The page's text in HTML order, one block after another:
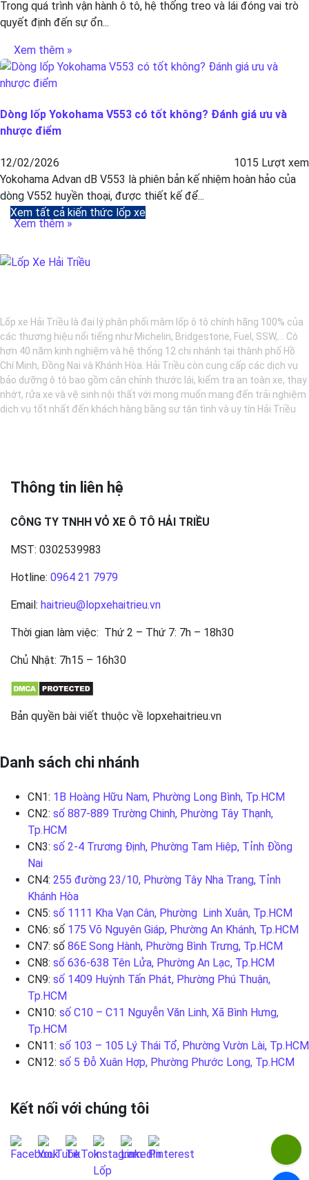
Trong quá trình vận hành ô tô, hệ thống treo và lái đóng vai trò
quyết định đến sự ổn...
Xem thêm »
Dòng lốp Yokohama V553 có tốt không? Đánh giá ưu và
nhược điểm
12/02/2026
1015 Lượt xem
Yokohama Advan dB V553 là phiên bản kế nhiệm hoàn hảo của
dòng V552 huyền thoại, được thiết kế để...
Xem thêm »
Xem tất cả kiến thức lốp xe
Lốp xe Hải Triều là đại lý phân phối mâm lốp ô tô chính hãng 100% của
các thương hiệu nổi tiếng như Michelin, Bridgestone, Fuel, SSW,... Có
hơn 40 năm kinh nghiệm và hệ thống 12 chi nhánh tại thành phố Hồ
Chí Minh, Đồng Nai và Khánh Hòa. Hải Triều còn cung cấp các dịch vụ
bảo dưỡng ô tô bao gồm cân chỉnh thước lái, kiểm tra an toàn xe, thay
nhớt, rửa xe và vệ sinh nội thất với mong muốn mang đến trải nghiệm
dịch vụ tốt nhất đến khách hàng bằng sự tận tình và uy tín Hải Triều
Thông tin liên hệ
CÔNG TY TNHH VỎ XE Ô TÔ HẢI TRIỀU
MST: 0302539983
Hotline: 0964 21 7979
Email: haitrieu@lopxehaitrieu.vn
Thời gian làm việc: Thứ 2 – Thứ 7: 7h – 18h30
Chủ Nhật: 7h15 – 16h30
Bản quyền bài viết thuộc về lopxehaitrieu.vn
Danh sách chi nhánh
CN1: 1B Hoàng Hữu Nam, Phường Long Bình, Tp.HCM
CN2: số 887-889 Trường Chinh, Phường Tây Thạnh,
Tp.HCM
CN3: số 2-4 Trương Định, Phường Tam Hiệp, Tỉnh Đồng
Nai
CN4: 255 đường 23/10, Phường Tây Nha Trang, Tỉnh
Khánh Hòa
CN5: số 1111 Kha Vạn Cân, Phường Linh Xuân, Tp.HCM
CN6: số 175 Võ Nguyên Giáp, Phường An Khánh, Tp.HCM
CN7: số 86E Song Hành, Phường Bình Trưng, Tp.HCM
CN8: số 636-638 Tên Lửa, Phường An Lạc, Tp.HCM
CN9: số 1409 Huỳnh Tấn Phát, Phường Phú Thuận,
Tp.HCM
CN10: số C10 – C11 Nguyễn Văn Linh, Xã Bình Hưng,
Tp.HCM
CN11: số 103 – 105 Lý Thái Tổ, Phường Vườn Lài, Tp.HCM
CN12: số 5 Đỗ Xuân Hợp, Phường Phước Long, Tp.HCM
Kết nối với chúng tôi